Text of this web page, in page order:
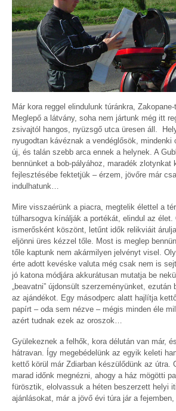
Már kora reggel elindulunk túránkra,
Meglepő a látvány, soha nem jártunk még itt
zsivajtól hangos, nyüzsgő utca üresen áll.
nyugodtan kávéznak a vendéglősök, mindenki
új, és talán szebb arca ennek a helynek. A
bennünket a bob-pályához, maradék zlotynkat
fejlesztésébe fektetjük – érzem, jövőre már
indulhatunk…
Mire visszaérünk a piacra, megtelik élettel a
túlharsogva kínálják a portékát, elindul az élet.
ismerősként köszönt, letűnt idők relikviáit
eljönni üres kézzel tőle. Most is meglep
tőle kaptunk nem akármilyen jelvényt visel.
érte adott kevéske valuta még csak nem is
jó katona módjára akkurátusan mutatja be
„beavatni” újdonsült szerzeményünket, ezután
az ajándékot. Egy másodperc alatt hajlítja
papírt – oda sem nézve – mégis minden éle
azért tudnak ezek az oroszok…
Gyülekeznek a felhők, kora délután van már,
hátravan. Így megebédelünk az egyik keleti
kettő körül már Zdiarban készülődünk az útra.
marad időnk megnézni, ahogy a ház mögötti
fürösztik, elolvassuk a héten beszerzett helyi
ajánlásokat, már a jövő évi túra jár a fejemben,